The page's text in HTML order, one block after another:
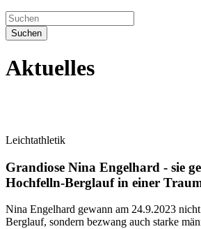
Suchen
Aktuelles
Leichtathletik
Grandiose Nina Engelhard - sie
Hochfelln-Berglauf in einer
Nina Engelhard gewann am 24.9.2023
Berglauf, sondern bezwang auch starke